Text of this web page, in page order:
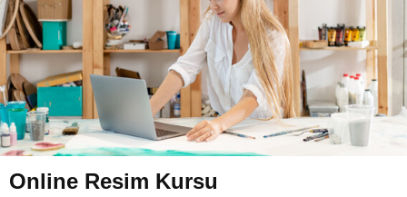
Online Resim Kursu